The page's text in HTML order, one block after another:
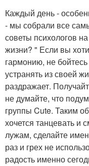
Каждый день -
- мы собрали все
советы психологов
жизни? " Если вы
гармонию, не
устранять из своей
раздражает.
не думайте, что
группы Cute. Таким
хочется танцевать и
лужам, сделайте
раз и грех не
радость именно